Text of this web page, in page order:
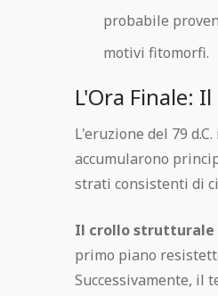
probabile
motivi fitomorfi.
L'Ora Finale:
L'eruzione del 79
accumularono
strati consistenti di
Il crollo strutturale
primo piano
Successivamente, il